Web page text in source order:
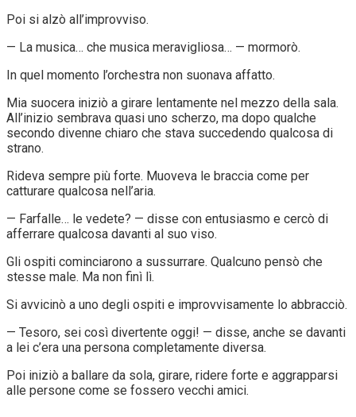
Poi si alzò all’improvviso.
— La musica… che musica meravigliosa… — mormorò.
In quel momento l’orchestra non suonava affatto.
Mia suocera iniziò a girare lentamente nel mezzo della sala.
All’inizio sembrava quasi uno scherzo, ma dopo qualche
secondo divenne chiaro che stava succedendo qualcosa di
strano.
Rideva sempre più forte. Muoveva le braccia come per
catturare qualcosa nell’aria.
— Farfalle… le vedete? — disse con entusiasmo e cercò di
afferrare qualcosa davanti al suo viso.
Gli ospiti cominciarono a sussurrare. Qualcuno pensò che
stesse male. Ma non finì lì.
Si avvicinò a uno degli ospiti e improvvisamente lo abbracciò.
— Tesoro, sei così divertente oggi! — disse, anche se davanti
a lei c’era una persona completamente diversa.
Poi iniziò a ballare da sola, girare, ridere forte e aggrapparsi
alle persone come se fossero vecchi amici.